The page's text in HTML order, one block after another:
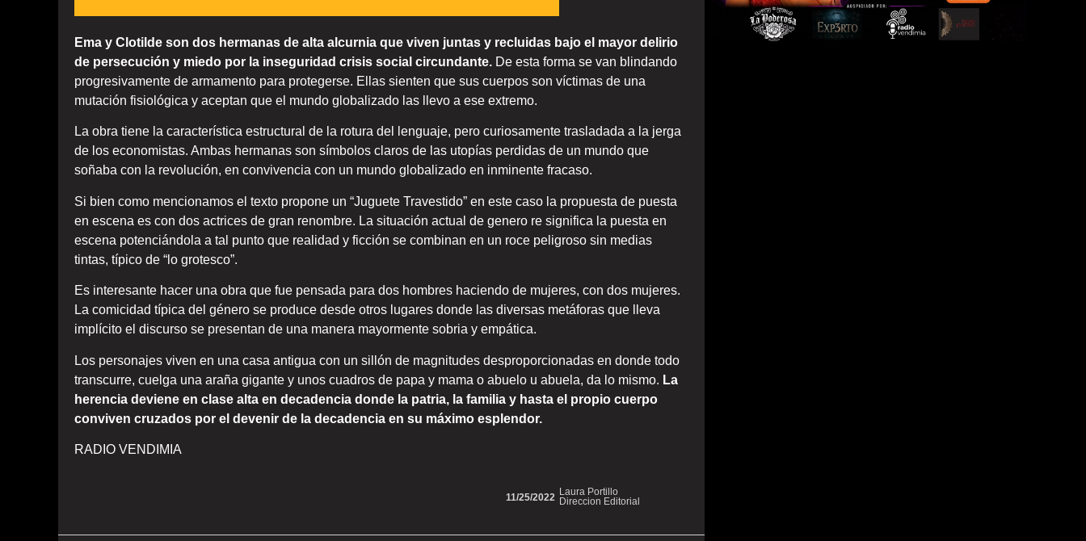
Ema y Clotilde son dos hermanas de alta alcurnia que viven juntas y recluidas bajo el mayor delirio
de persecución y miedo por la inseguridad crisis social circundante. De esta forma se van blindando
progresivamente de armamento para protegerse. Ellas sienten que sus cuerpos son víctimas de una
mutación fisiológica y aceptan que el mundo globalizado las llevo a ese extremo.
La obra tiene la característica estructural de la rotura del lenguaje, pero curiosamente trasladada a la jerga
de los economistas. Ambas hermanas son símbolos claros de las utopías perdidas de un mundo que
soñaba con la revolución, en convivencia con un mundo globalizado en inminente fracaso.
Si bien como mencionamos el texto propone un “Juguete Travestido” en este caso la propuesta de puesta
en escena es con dos actrices de gran renombre. La situación actual de genero re significa la puesta en
escena potenciándola a tal punto que realidad y ficción se combinan en un roce peligroso sin medias
tintas, típico de “lo grotesco”.
Es interesante hacer una obra que fue pensada para dos hombres haciendo de mujeres, con dos mujeres.
La comicidad típica del género se produce desde otros lugares donde las diversas metáforas que lleva
implícito el discurso se presentan de una manera mayormente sobria y empática.
Los personajes viven en una casa antigua con un sillón de magnitudes desproporcionadas en donde todo
transcurre, cuelga una araña gigante y unos cuadros de papa y mama o abuelo u abuela, da lo mismo. La
herencia deviene en clase alta en decadencia donde la patria, la familia y hasta el propio cuerpo
conviven cruzados por el devenir de la decadencia en su máximo esplendor.
RADIO VENDIMIA
Laura Portillo
Direccion Editorial
11/25/2022